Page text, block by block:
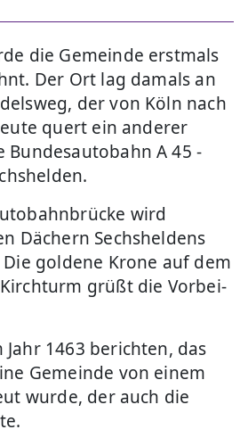
die Gemeinde erstmals
Der Ort lag damals an
der von Köln nach
quert ein anderer
Bundesautobahn A 45 -
wird
Dächern Sechsheldens
goldene Krone auf dem
grüßt die Vorbei-
1463 berichten, das
Gemeinde von einem
wurde, der auch die